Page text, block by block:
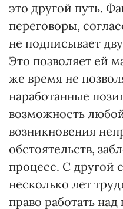
это другой путь.
переговоры,
не подписывает
Это позволяет ей
же время не
наработанные
возможность
возникновения
обстоятельств,
процесс. С другой
несколько лет
право работать